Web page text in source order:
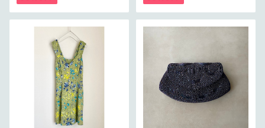
オレンジ Tシャツ XXL
ツ XXL